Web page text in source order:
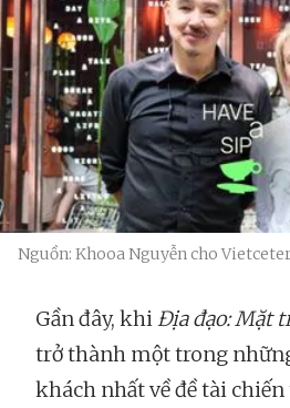
Nguồn: Khooa Nguyễn cho
Gần đây, khiĐịa đạo: Mặt
trở thành một trong
khách nhất về đề tài